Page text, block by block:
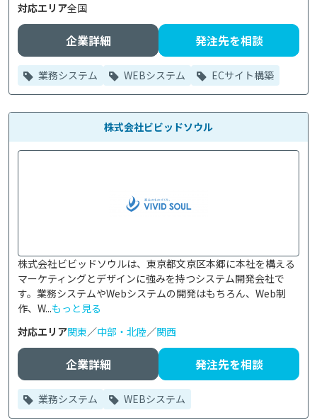
対応エリア全国
企業詳細 発注先を相談
業務システム WEBシステム ECサイト構築
株式会社ビビッドソウル
株式会社ビビッドソウルは、東京都文京区本郷に本社を構える
マーケティングとデザインに強みを持つシステム開発会社で
す。業務システムやWebシステムの開発はもちろん、Web制
作、W...もっと見る
対応エリア関東／中部・北陸／関西
企業詳細 発注先を相談
業務システム WEBシステム